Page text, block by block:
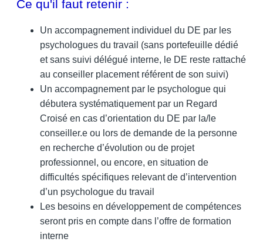
Ce qu'il faut retenir :
Un accompagnement individuel du DE par les
psychologues du travail (sans portefeuille dédié
et sans suivi délégué interne, le DE reste rattaché
au conseiller placement référent de son suivi)
Un accompagnement par le psychologue qui
débutera systématiquement par un Regard
Croisé en cas d’orientation du DE par la/le
conseiller.e ou lors de demande de la personne
en recherche d’évolution ou de projet
professionnel, ou encore, en situation de
difficultés spécifiques relevant de d’intervention
d’un psychologue du travail
Les besoins en développement de compétences
seront pris en compte dans l’offre de formation
interne